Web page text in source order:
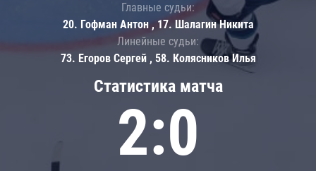
Статистика матча
2:0
Главные судьи:
20. Гофман Антон , 17. Шалагин Никита
Линейные судьи:
73. Егоров Сергей , 58. Колясников Илья